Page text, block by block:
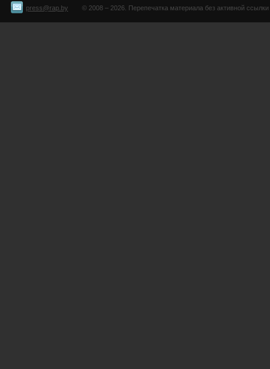
press@rap.by © 2008 – 2026. Перепечатка материала без активной